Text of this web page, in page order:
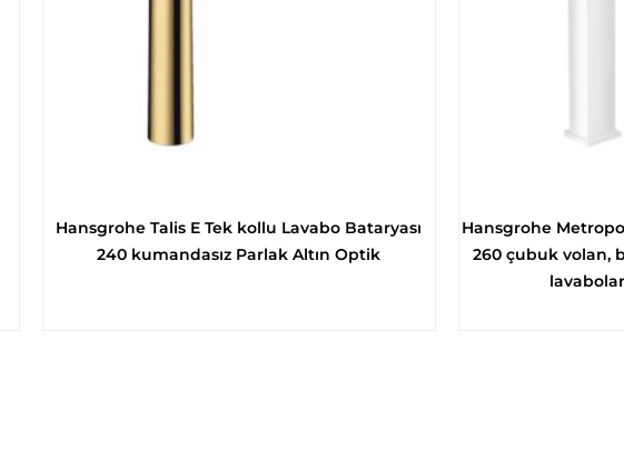
Hansgrohe Talis E Tek kollu Lavabo Bataryası
240 kumandasız Parlak Altın Optik
Hansgrohe
260 çubuk volan,